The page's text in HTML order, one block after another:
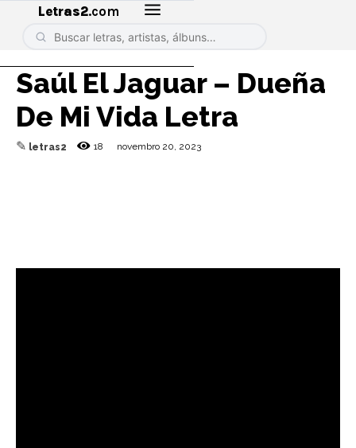
Letras2.com
Saúl El Jaguar – Dueña
De Mi Vida Letra
✎ letras2 18 novembro 20, 2023